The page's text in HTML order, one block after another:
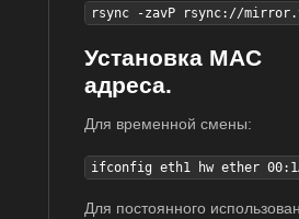
rsync -zavP rsync://
Установка MAC
адреса.
Для временной смены:
ifconfig eth1 hw ether
Для постоянного